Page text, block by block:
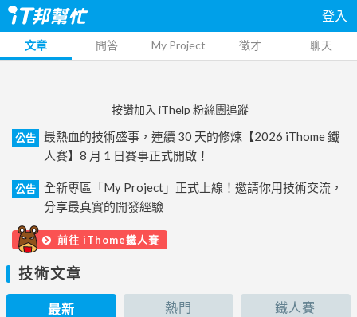
登入
文章 問答 My Project 徵才 聊天
按讚加入 iThelp 粉絲團追蹤
公告
最熱血的技術盛事，連續 30 天的修煉【2026 iThome 鐵
人賽】8 月 1 日賽事正式開啟！
公告
全新專區「My Project」正式上線！邀請你用技術交流，
分享最真實的開發經驗
前往 iThome鐵人賽
技術文章
最新 熱門 鐵人賽